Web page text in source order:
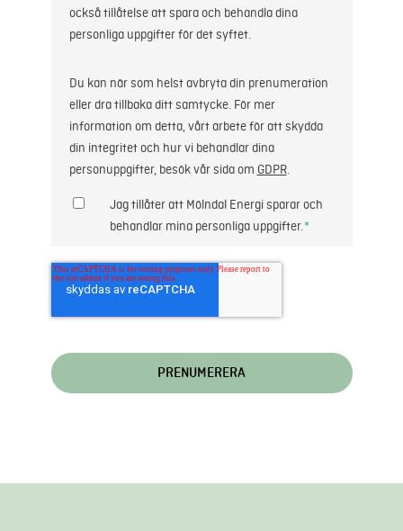
också tillåtelse att spara och behandla dina
personliga uppgifter för det syftet.
Jag tillåter att Mölndal Energi sparar och
behandlar mina personliga uppgifter.*
Du kan när som helst avbryta din prenumeration
eller dra tillbaka ditt samtycke. För mer
information om detta, vårt arbete för att skydda
din integritet och hur vi behandlar dina
personuppgifter, besök vår sida om GDPR.